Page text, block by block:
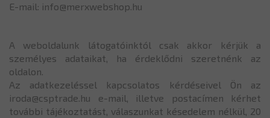
E-mail: info@merxwebshop.hu
A weboldalunk látogatóinktól csak akkor kérjük a
személyes adataikat, ha érdeklődni szeretnénk az
oldalon.
Az adatkezeléssel kapcsolatos kérdéseivel Ön az
iroda@csptrade.hu e-mail, illetve postacímen kérhet
további tájékoztatást, válaszunkat késedelem nélkül, 20